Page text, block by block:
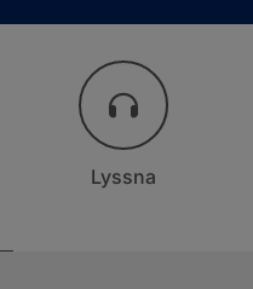
Lyssna